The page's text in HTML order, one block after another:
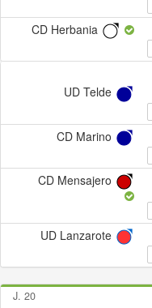
CD Herbania
UD Telde
CD Marino
CD Mensajero
UD Lanzarote
J. 20